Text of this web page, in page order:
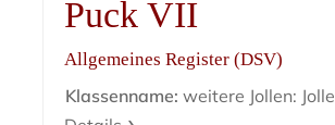
Puck VII
Allgemeines Register (DSV)
Klassenname: weitere Jollen: Jolle